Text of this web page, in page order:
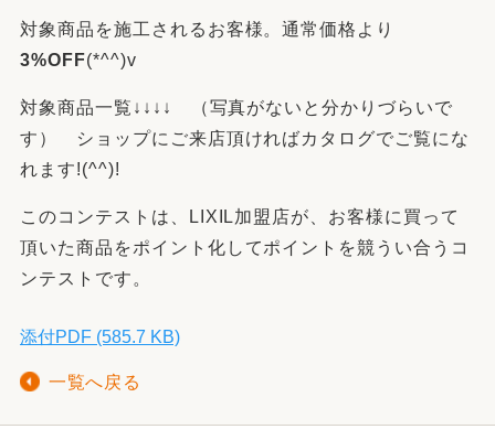
対象商品を施工されるお客様。通常価格より
3%OFF(*^^)v
対象商品一覧↓↓↓↓ （写真がないと分かりづらいで
す） ショップにご来店頂ければカタログでご覧にな
れます!(^^)!
このコンテストは、LIXIL加盟店が、お客様に買って
頂いた商品をポイント化してポイントを競うい合うコ
ンテストです。
添付PDF (585.7 KB)
一覧へ戻る